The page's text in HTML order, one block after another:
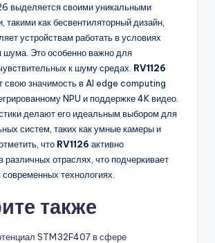
выделяется своими уникальными
такими как бесвентиляторный дизайн,
устройствам работать в условиях
шума. Это особенно важно для
к шуму средах. RV1126
свою значимость в AI edge computing
NPU и поддержке 4K видео.
делают его идеальным выбором для
систем, таких как умные камеры и
что RV1126 активно
различных отраслях, что подчеркивает
технологиях.
также
STM32F407 в сфере